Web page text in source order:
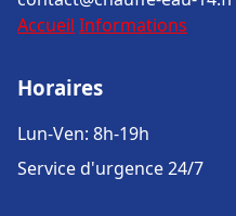
Accueil Informations
Horaires
Lun-Ven: 8h-19h
Service d'urgence 24/7